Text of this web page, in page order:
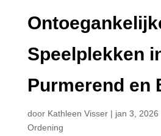
Speelplekken
Purmerend en
door Kathleen Visser| jan 3, 2026
Ordening